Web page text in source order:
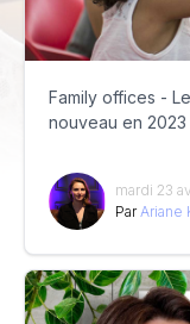
Family offices -
nouveau en 2023
mardi 23
Par Ariane